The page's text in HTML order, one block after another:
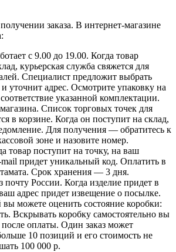
заказа. В интернет-магазине
с 9.00 до 19.00. Когда товар
курьерская служба свяжется для
Специалист предложит выбрать
уточнит адрес. Осмотрите упаковку на
указанной комплектации.
Список торговых точек для
в корзине. Когда он поступит на склад,
Для получения — обратитесь к
зоне и назовите номер.
товар поступит на точку, на ваш
придет уникальный код. Оплатить в
Срок хранения — 3 дня.
почту России. Когда изделие придет в
адрес придет извещение о посылке.
можете оценить состояние коробки:
Вскрывать коробку самостоятельно вы
оплаты. Один заказ может
10 позиций и его стоимость не
100 000 р.